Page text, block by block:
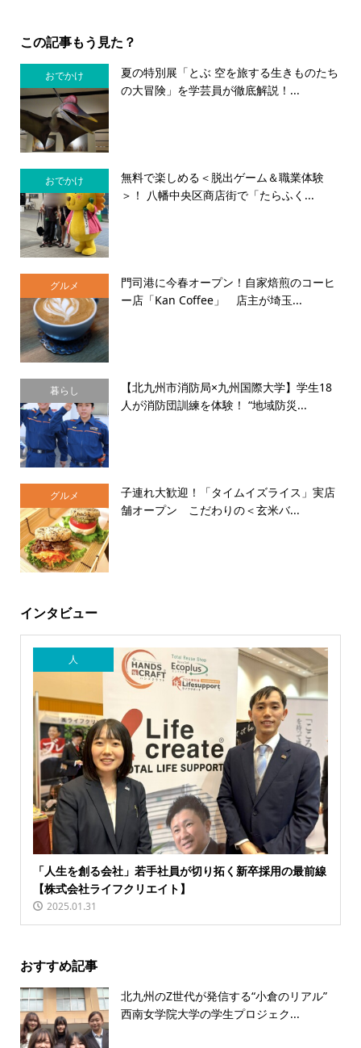
この記事もう見た？
おでかけ
夏の特別展「とぶ 空を旅する生きものたち
の大冒険」を学芸員が徹底解説！...
おでかけ
無料で楽しめる＜脱出ゲーム＆職業体験
＞！ 八幡中央区商店街で「たらふく...
グルメ
門司港に今春オープン！自家焙煎のコーヒ
ー店「Kan Coffee」 店主が埼玉...
暮らし
【北九州市消防局×九州国際大学】学生18
人が消防団訓練を体験！ “地域防災...
グルメ
子連れ大歓迎！「タイムイズライス」実店
舗オープン こだわりの＜玄米バ...
インタビュー
人
「人生を創る会社」若手社員が切り拓く新卒採用の最前線
【株式会社ライフクリエイト】
2025.01.31
おすすめ記事
北九州のZ世代が発信する“小倉のリアル”
西南女学院大学の学生プロジェク...